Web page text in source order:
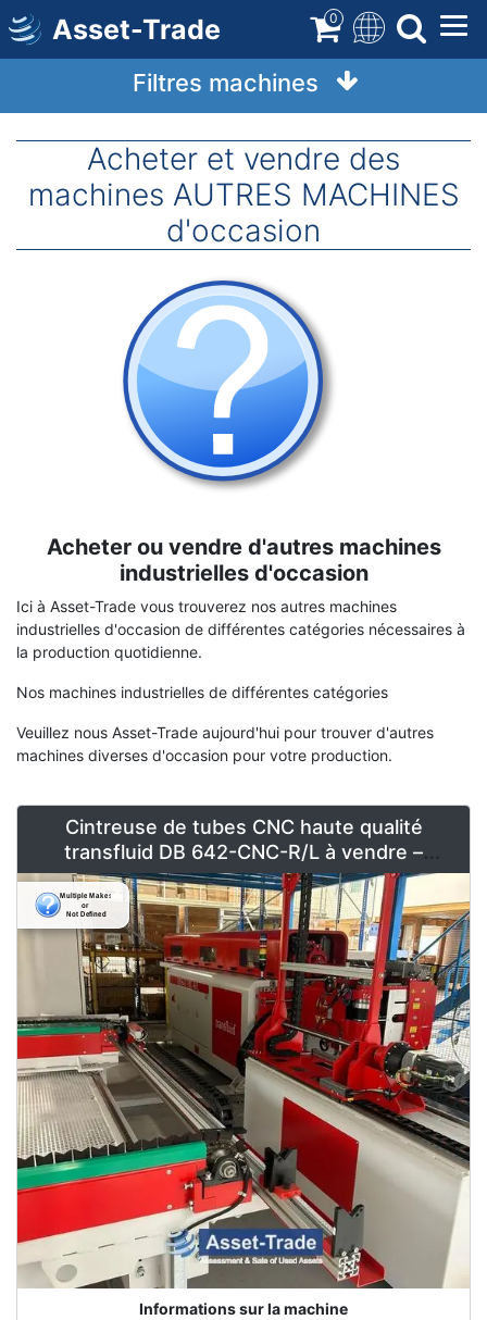
Aller
au
contenu
Asset-Trade 0
Filtres machines
Acheter et vendre des
machines AUTRES MACHINES
d'occasion
TermeAcheter ou vendre d'autres machines
industrielles d'occasion
Ici à Asset-Trade vous trouverez nos autres machines
industrielles d'occasion de différentes catégories nécessaires à
la production quotidienne.
Nos machines industrielles de différentes catégories
Veuillez nous Asset-Trade aujourd'hui pour trouver d'autres
machines diverses d'occasion pour votre production.
Cintreuse de tubes CNC haute qualité
transfluid DB 642-CNC-R/L à vendre –
Entièrement automatisée et comme neuve
Informations sur la machine